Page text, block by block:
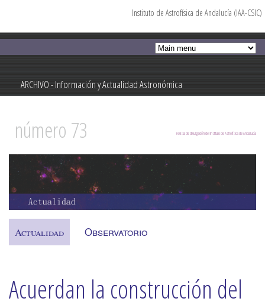
contenido
ARCHIVO - Información y Actualidad Astronómica
Información y Actualidad Astronómica
Instituto de Astrofísica de Andalucía (IAA-CSIC)
revista de divulgación del Instituto de Astrofísica de Andalucía
número 73
Actualidad Observatorio
Acuerdan la construcción del